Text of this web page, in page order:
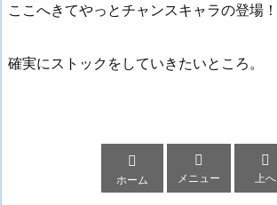
ここへきてやっとチャンスキャラの登場！
確実にストックをしていきたいところ。

ホーム

メニュー

上へ